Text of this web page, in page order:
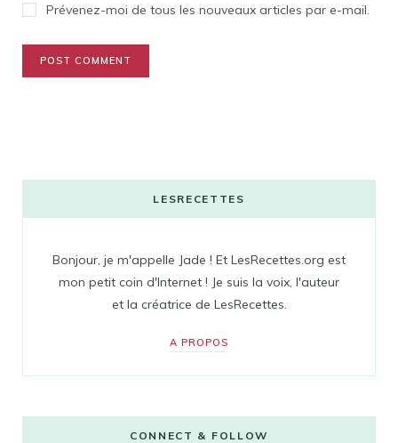
Prévenez-moi de tous les nouveaux articles par e-mail.
LESRECETTES
Bonjour, je m'appelle Jade ! Et LesRecettes.org est
mon petit coin d'Internet ! Je suis la voix, l'auteur
et la créatrice de LesRecettes.
A PROPOS
CONNECT & FOLLOW